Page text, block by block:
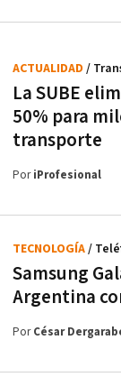
La SUBE
50% para
transporte
ACTUALIDAD /
PoriProfesional
Samsung
Argentina
TECNOLOGÍA/
PorCésar